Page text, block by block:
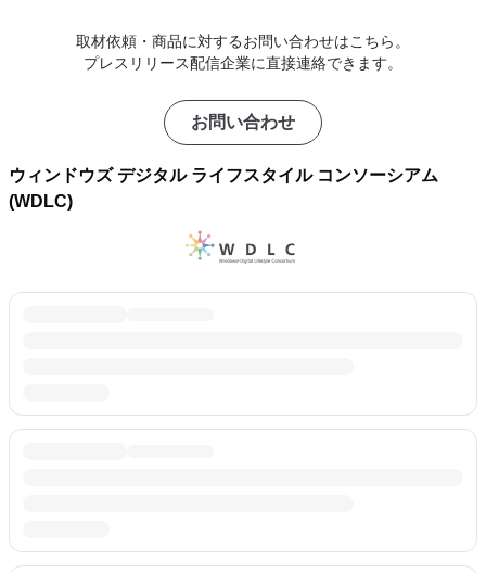
取材依頼・商品に対するお問い合わせはこちら。
プレスリリース配信企業に直接連絡できます。
お問い合わせ
ウィンドウズ デジタル ライフスタイル コンソーシアム
(WDLC)